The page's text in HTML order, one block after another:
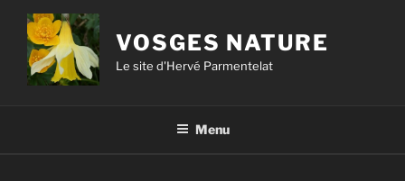
VOSGES NATURE
Le site d'Hervé Parmentelat
Menu